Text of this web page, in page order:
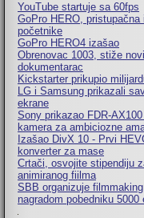
YouTube startuje sa 60fps
GoPro HERO, pristupačna
početnike
GoPro HERO4 izašao
Obrenovac 1003, stiže
dokumentarac
Kickstarter prikupio
LG i Samsung prikazali
ekrane
Sony prikazao FDR-
kamera za ambiciozne
Izašao DivX 10 - Prvi
konverter za mase
Crtači, osvojite stipendiju
animiranog fiilma
SBB organizuje
nagradom pobedniku 5000